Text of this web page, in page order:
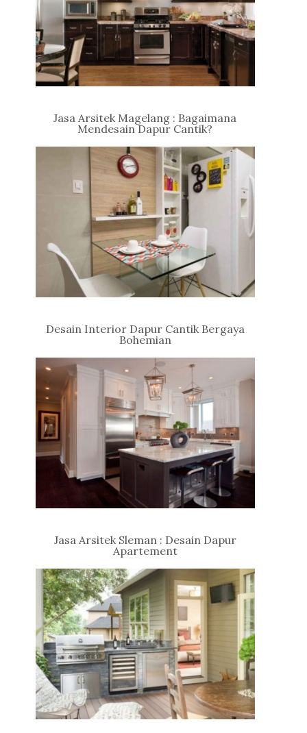
Jasa Arsitek Magelang : Bagaimana
Mendesain Dapur Cantik?
Desain Interior Dapur Cantik Bergaya
Bohemian
Jasa Arsitek Sleman : Desain Dapur
Apartement